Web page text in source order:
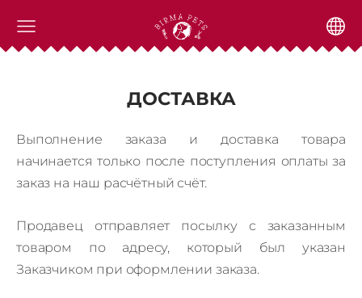
ДОСТАВКА
Выполнение заказа и доставка товара
начинается только после поступления оплаты за
заказ на наш расчётный счёт.
Продавец отправляет посылку с заказанным
товаром по адресу, который был указан
Заказчиком при оформлении заказа.